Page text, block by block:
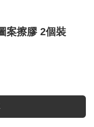
案擦膠 2個裝